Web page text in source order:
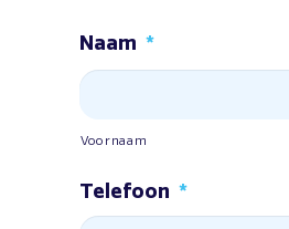
Naam *
Voornaam
Telefoon *